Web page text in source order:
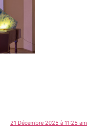
21 Décembre 2025 à 11:25 am